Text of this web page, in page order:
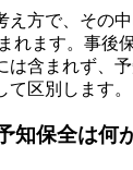
え方で、その
れます。事後
は含まれず、
て区別します。
知保全は何